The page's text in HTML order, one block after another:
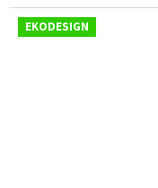
EKODESIGN